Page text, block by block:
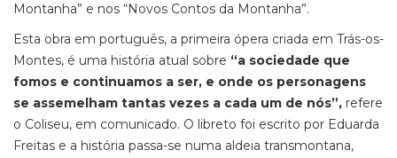
Montanha” e nos “Novos Contos da Montanha”.
Esta obra em português, a primeira ópera criada em Trás-os-
Montes, é uma história atual sobre “a sociedade que
fomos e continuamos a ser, e onde os personagens
se assemelham tantas vezes a cada um de nós”, refere
o Coliseu, em comunicado. O libreto foi escrito por Eduarda
Freitas e a história passa-se numa aldeia transmontana,